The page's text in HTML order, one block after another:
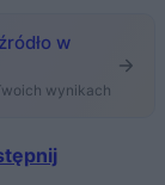
w
wynikach